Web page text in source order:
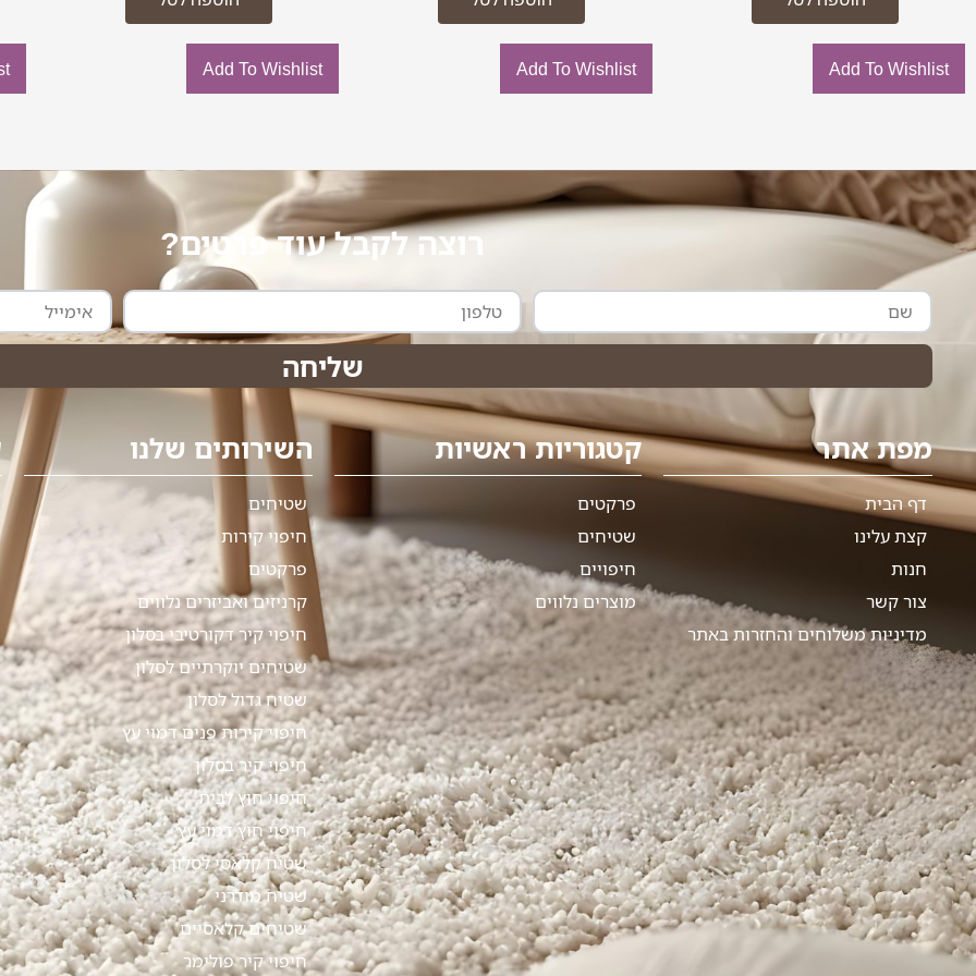
Add To Wishlist
Add To Wishlist
Add To Wishlist
רוצה לקבל עוד פרטים?
שם טלפון אימייל
שליחה
מפת אתר
דף הבית
קצת עלינו
חנות
צור קשר
מדיניות משלוחים והחזרות באתר
קטגוריות ראשיות
פרקטים
שטיחים
חיפויים
מוצרים נלווים
השירותים שלנו
שטיחים
חיפוי קירות
פרקטים
קרניזים ואביזרים נלווים
חיפוי קיר דקורטיבי בסלון
שטיחים יוקרתיים לסלון
שטיח גדול לסלון
חיפוי קירות פנים דמוי עץ
חיפוי קיר בסלון
חיפוי חוץ לבית
חיפוי חוץ דמוי עץ
שטיח קלאסי לסלון
שטיח מודרני
שטיחים קלאסיים
חיפוי קיר פולימר